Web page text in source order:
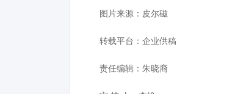
图片来源： 皮尔磁
转载平台：企业供稿
责任编辑：朱晓裔